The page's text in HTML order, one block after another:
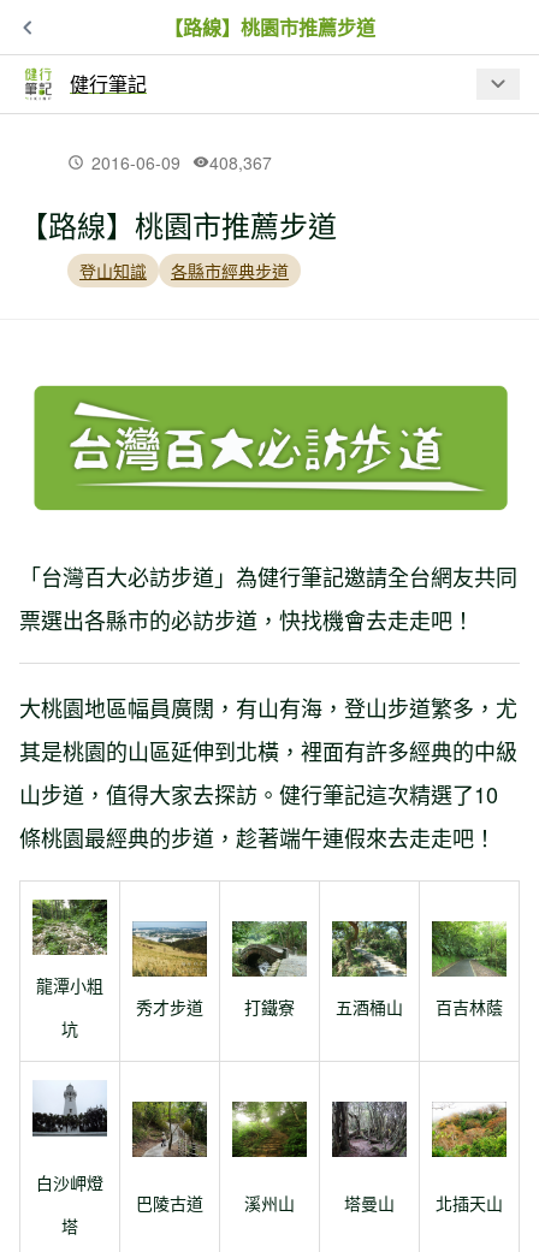
【路線】桃園市推薦步道
健行筆記
最新文章
【入園資訊】因應巴威颱風來襲，林業
保育署預警性休園、暫停開放資訊
【品牌動態】BBC EARTH 進駐高雄夢
時代！台灣山林汲取靈感限定系列、專
屬限定商品同步開賣
2016-06-09 408,367
【路線】桃園市推薦步道
登山知識 各縣市經典步道
「台灣百大必訪步道」為健行筆記邀請全台網友共同
票選出各縣市的必訪步道，快找機會去走走吧！
大桃園地區幅員廣闊，有山有海，登山步道繁多，尤
其是桃園的山區延伸到北橫，裡面有許多經典的中級
山步道，值得大家去探訪。健行筆記這次精選了10
條桃園最經典的步道，趁著端午連假來去走走吧！
龍潭小粗
坑
秀才步道 打鐵寮 五酒桶山 百吉林蔭
白沙岬燈
塔
巴陵古道 溪州山 塔曼山 北插天山